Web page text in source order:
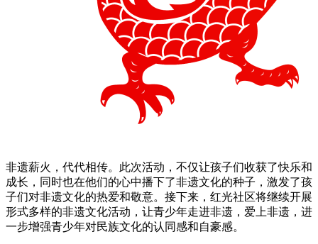
非遗薪火，代代相传。此次活动，不仅让孩子们收获了快乐和
成长，同时也在他们的心中播下了非遗文化的种子，激发了孩
子们对非遗文化的热爱和敬意。接下来，红光社区将继续开展
形式多样的非遗文化活动，让青少年走进非遗，爱上非遗，进
一步增强青少年对民族文化的认同感和自豪感。